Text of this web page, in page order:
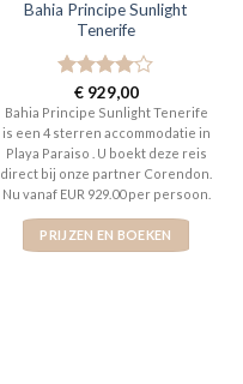
Bahia Principe Sunlight
Tenerife
Gewaardeerd
4uit 5
€929,00
Bahia Principe Sunlight Tenerife
is een 4 sterren accommodatie in
Playa Paraiso . U boekt deze reis
direct bij onze partner Corendon.
Nu vanaf EUR 929.00 per persoon.
PRIJZEN EN BOEKEN